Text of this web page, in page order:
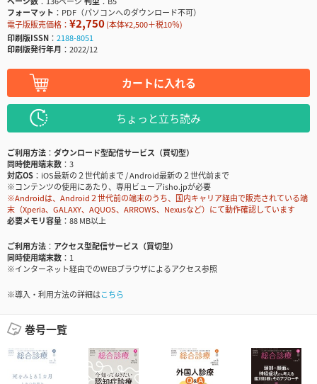
フォーマット
PDF（パソコンへのダウンロード不可）
電子版販売価格： ¥2,750(本体¥2,500＋税10％)
印刷版ISSN
2188-8051
印刷版発行年月
2022/12
カートに入れる
ちょっと立ち読み
ご利用方法
ダウンロード型配信サービス（買切型）
同時使用端末数
3
対応OS
iOS最新の２世代前まで / Android最新の２世代前まで
※コンテンツの使用にあたり、専用ビューアisho.jpが必要
※Androidは、Android２世代前の端末のうち、国内キャリア経由で販売されている端
末（Xperia、GALAXY、AQUOS、ARROWS、Nexusなど）にて動作確認しています
必要メモリ容量
88 MB以上
ご利用方法
アクセス型配信サービス（買切型）
同時使用端末数
1
※インターネット経由でのWEBブラウザによるアクセス参照
※導入・利用方法の詳細はこちら
巻号一覧